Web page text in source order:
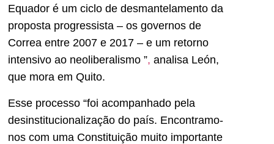
Equador é um ciclo de desmantelamento da
proposta progressista – os governos de
Correa entre 2007 e 2017 – e um retorno
intensivo ao neoliberalismo ”, analisa León,
que mora em Quito.
Esse processo “foi acompanhado pela
desinstitucionalização do país. Encontramo-
nos com uma Constituição muito importante